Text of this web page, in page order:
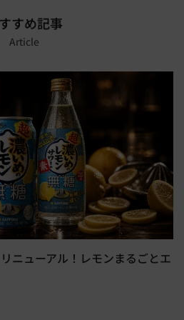
すめ記事
Article
ニューアル！レモンまるごとエ